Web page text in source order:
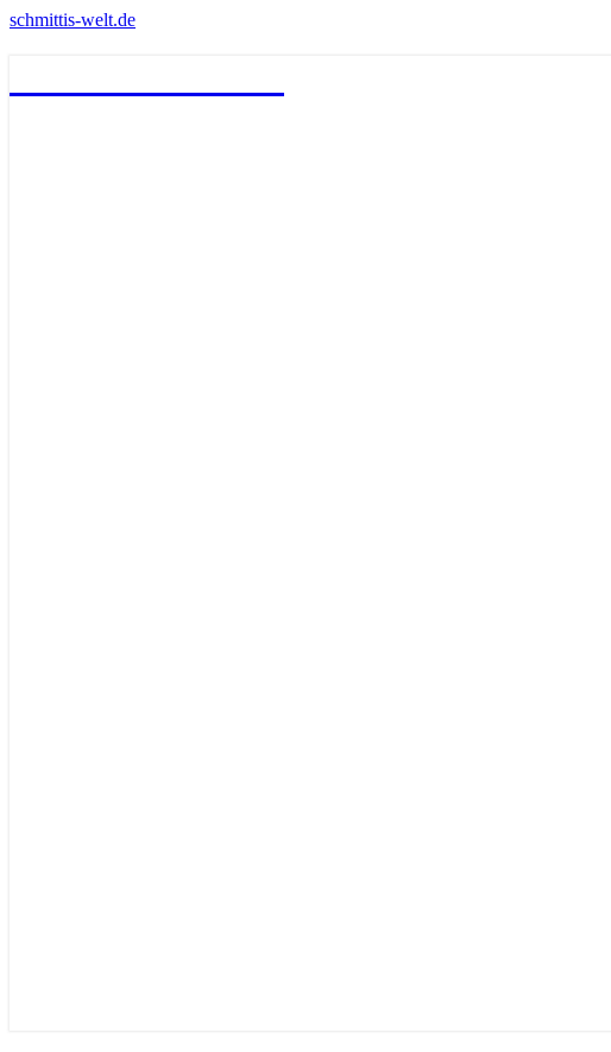
schmittis-welt.de